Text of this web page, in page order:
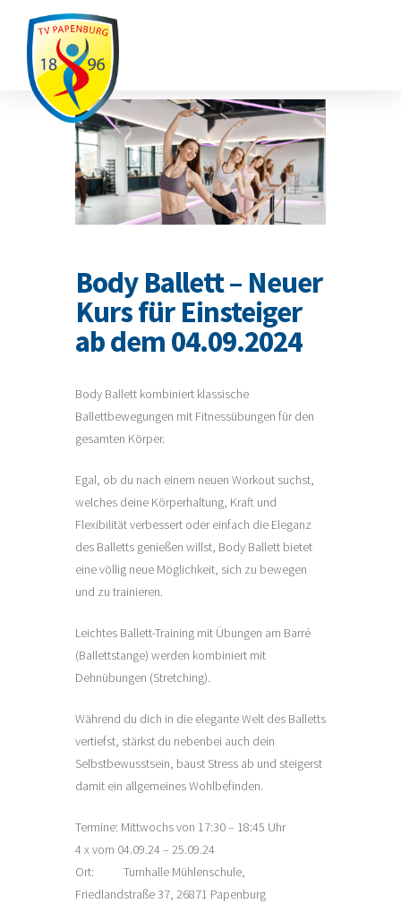
Ausfälle / Änderungen
Body Ballett – Neuer
Kurs für Einsteiger
ab dem 04.09.2024
Body Ballett kombiniert klassische
Ballettbewegungen mit Fitnessübungen für den
gesamten Körper.
Egal, ob du nach einem neuen Workout suchst,
welches deine Körperhaltung, Kraft und
Flexibilität verbessert oder einfach die Eleganz
des Balletts genießen willst, Body Ballett bietet
eine völlig neue Möglichkeit, sich zu bewegen
und zu trainieren.
Leichtes Ballett-Training mit Übungen am Barré
(Ballettstange) werden kombiniert mit
Dehnübungen (Stretching).
Während du dich in die elegante Welt des Balletts
vertiefst, stärkst du nebenbei auch dein
Selbstbewusstsein, baust Stress ab und steigerst
damit ein allgemeines Wohlbefinden.
Termine: Mittwochs von 17:30 – 18:45 Uhr
4 x vom 04.09.24 – 25.09.24
Ort: Turnhalle Mühlenschule,
Friedlandstraße 37, 26871 Papenburg